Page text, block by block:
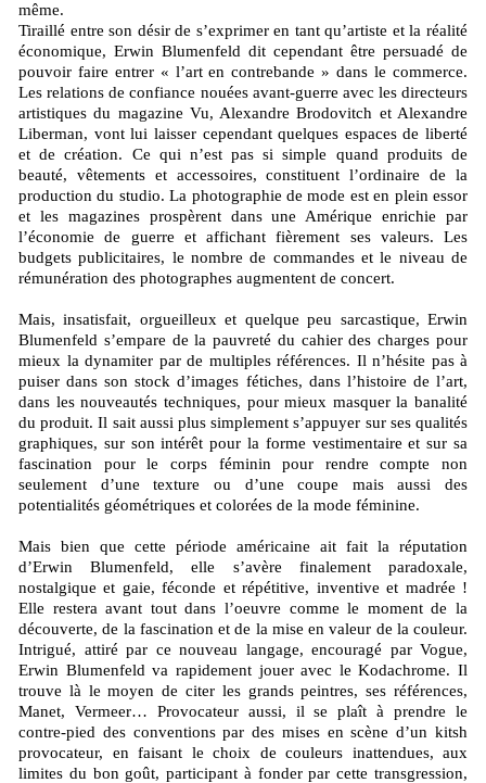
même.
Tiraillé entre son désir de s’exprimer en tant qu’artiste et la réalité
économique, Erwin Blumenfeld dit cependant être persuadé de
pouvoir faire entrer « l’art en contrebande » dans le commerce.
Les relations de confiance nouées avant-guerre avec les directeurs
artistiques du magazine Vu, Alexandre Brodovitch et Alexandre
Liberman, vont lui laisser cependant quelques espaces de liberté
et de création. Ce qui n’est pas si simple quand produits de
beauté, vêtements et accessoires, constituent l’ordinaire de la
production du studio. La photographie de mode est en plein essor
et les magazines prospèrent dans une Amérique enrichie par
l’économie de guerre et affichant fièrement ses valeurs. Les
budgets publicitaires, le nombre de commandes et le niveau de
rémunération des photographes augmentent de concert.
Mais, insatisfait, orgueilleux et quelque peu sarcastique, Erwin
Blumenfeld s’empare de la pauvreté du cahier des charges pour
mieux la dynamiter par de multiples références. Il n’hésite pas à
puiser dans son stock d’images fétiches, dans l’histoire de l’art,
dans les nouveautés techniques, pour mieux masquer la banalité
du produit. Il sait aussi plus simplement s’appuyer sur ses qualités
graphiques, sur son intérêt pour la forme vestimentaire et sur sa
fascination pour le corps féminin pour rendre compte non
seulement d’une texture ou d’une coupe mais aussi des
potentialités géométriques et colorées de la mode féminine.
Mais bien que cette période américaine ait fait la réputation
d’Erwin Blumenfeld, elle s’avère finalement paradoxale,
nostalgique et gaie, féconde et répétitive, inventive et madrée !
Elle restera avant tout dans l’oeuvre comme le moment de la
découverte, de la fascination et de la mise en valeur de la couleur.
Intrigué, attiré par ce nouveau langage, encouragé par Vogue,
Erwin Blumenfeld va rapidement jouer avec le Kodachrome. Il
trouve là le moyen de citer les grands peintres, ses références,
Manet, Vermeer… Provocateur aussi, il se plaît à prendre le
contre-pied des conventions par des mises en scène d’un kitsh
provocateur, en faisant le choix de couleurs inattendues, aux
limites du bon goût, participant à fonder par cette transgression,